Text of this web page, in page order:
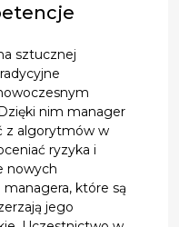
sztucznej
nim manager
z algorytmów w
ryzyka i
nowych
które są
jego